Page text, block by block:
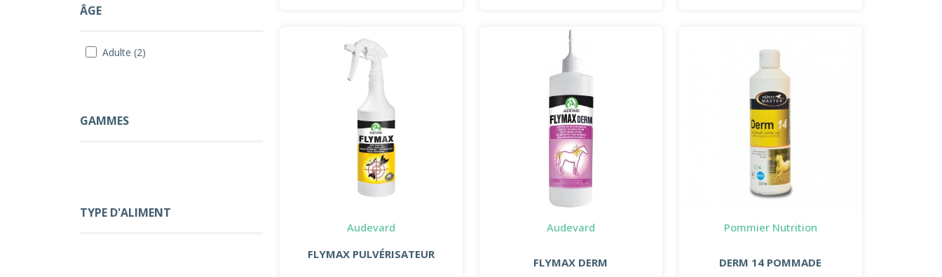
ÂGE
Adulte (2)
GAMMES
TYPE D'ALIMENT
Audevard
FLYMAX PULVÉRISATEUR
Audevard
FLYMAX DERM
Pommier Nutrition
DERM 14 POMMADE